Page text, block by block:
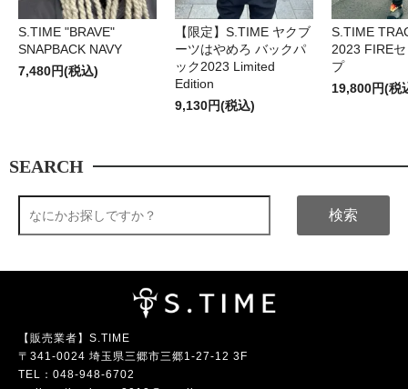
S.TIME "BRAVE"
SNAPBACK NAVY
7,480円(税込)
【限定】S.TIME ヤクブ
ーツはやめろ バックパ
ック2023 Limited
Edition
9,130円(税込)
S.TIME
2023 FIRE
プ
19,800円(税
SEARCH
検索
【販売業者】S.TIME
〒341-0024 埼玉県三郷市三郷1-27-12 3F
TEL： 048-948-6702